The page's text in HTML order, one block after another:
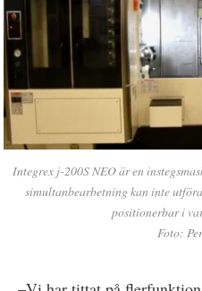
Integrex j-200S NEO är en
simultanbearbetning kan inte
positionerbar i
Foto: